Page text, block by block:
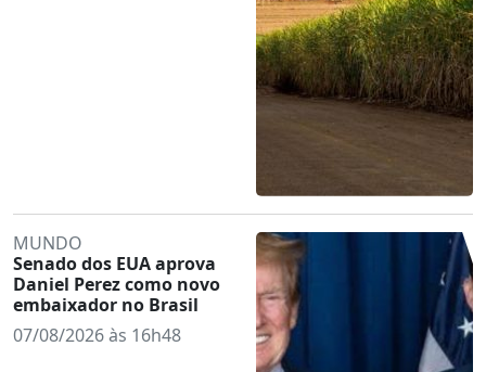
MUNDO
Senado dos EUA aprova
Daniel Perez como novo
embaixador no Brasil
07/08/2026 às 16h48